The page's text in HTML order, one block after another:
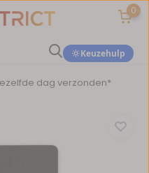
0
Keuzehulp
dag verzonden*